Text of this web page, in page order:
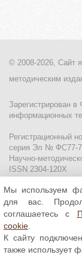
© 2008-2026, Сайт
методическим
Зарегистрирован
информационных
Регистрационный
серия Эл № ФС77-
Научно-
ISSN 2304-120X
МЦИТО|Школьные
Политика
защиты
лицензии Creative
Мы используем
для вас.
соглашаетесь с
cookie
К сайту
также использует